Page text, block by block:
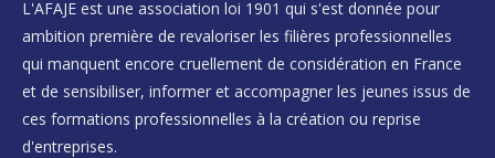
L'AFAJE est une association loi 1901 qui s'est donnée pour
ambition première de revaloriser les filières professionnelles
qui manquent encore cruellement de considération en France
et de sensibiliser, informer et accompagner les jeunes issus de
ces formations professionnelles à la création ou reprise
d'entreprises.